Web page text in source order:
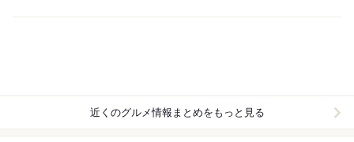
近くのグルメ情報まとめをもっと見る